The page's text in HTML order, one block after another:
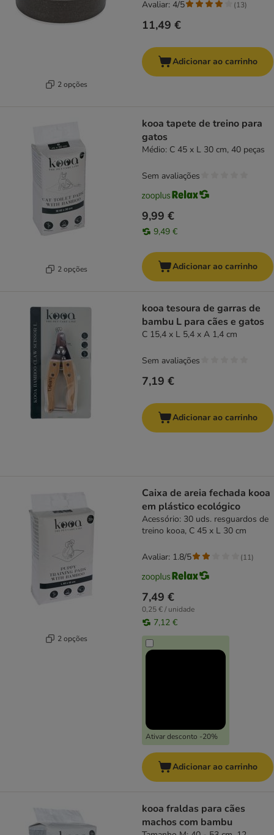
2 opções
11,49 €
Avaliar: 4/5 (13)
Adicionar ao carrinho
2 opções
kooa tapete de treino para
gatos
Médio: C 45 x L 30 cm, 40 peças
9,99 €
9,49 €
Sem avaliações
Adicionar ao carrinho
kooa tesoura de garras de
bambu L para cães e gatos
C 15,4 x L 5,4 x A 1,4 cm
7,19 €
Sem avaliações
Adicionar ao carrinho
2 opções
Caixa de areia fechada kooa
em plástico ecológico
Acessório: 30 uds. resguardos de
treino kooa, C 45 x L 30 cm
7,49 €
0,25 € / unidade
7,12 €
Ativar desconto -20%
Avaliar: 1.8/5 (11)
Adicionar ao carrinho
kooa fraldas para cães
machos com bambu